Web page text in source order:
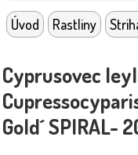
Úvod Rastliny
Cyprusovec
Gold´ SPIRAL-